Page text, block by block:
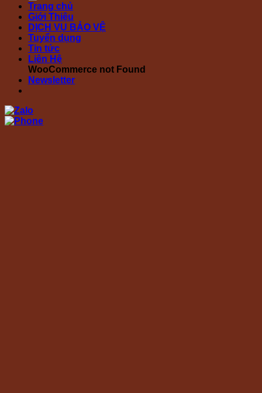
Trang chủ
Giới Thiệu
DỊCH VỤ BẢO VỆ
Tuyển dụng
Tin tức
Liên Hệ
WooCommerce not Found
Newsletter